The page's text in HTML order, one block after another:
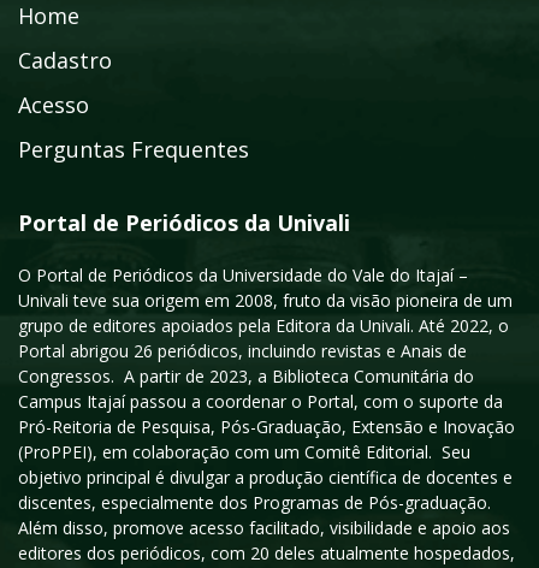
Home
Cadastro
Acesso
Perguntas Frequentes
Portal de Periódicos da Univali
O Portal de Periódicos da Universidade do Vale do Itajaí –
Univali teve sua origem em 2008, fruto da visão pioneira de um
grupo de editores apoiados pela Editora da Univali. Até 2022, o
Portal abrigou 26 periódicos, incluindo revistas e Anais de
Congressos. A partir de 2023, a Biblioteca Comunitária do
Campus Itajaí passou a coordenar o Portal, com o suporte da
Pró-Reitoria de Pesquisa, Pós-Graduação, Extensão e Inovação
(ProPPEI), em colaboração com um Comitê Editorial. Seu
objetivo principal é divulgar a produção científica de docentes e
discentes, especialmente dos Programas de Pós-graduação.
Além disso, promove acesso facilitado, visibilidade e apoio aos
editores dos periódicos, com 20 deles atualmente hospedados,